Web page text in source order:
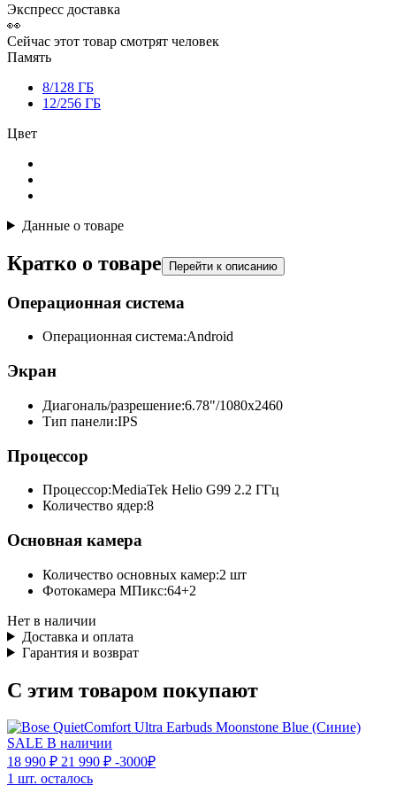
Экспресс доставка
👀
Сейчас этот товар смотрят человек
Память
8/128 ГБ
12/256 ГБ
Цвет
Данные о товаре
Кратко о товаре Перейти к описанию
Операционная система
Операционная система:Android
Экран
Диагональ/разрешение:6.78"/1080х2460
Тип панели:IPS
Процессор
Процессор:MediaTek Helio G99 2.2 ГГц
Количество ядер:8
Основная камера
Количество основных камер:2 шт
Фотокамера МПикс:64+2
Нет в наличии
Доставка и оплата
Гарантия и возврат
С этим товаром покупают
SALE В наличии
18 990 ₽ 21 990 ₽ -3000₽
1 шт. осталось